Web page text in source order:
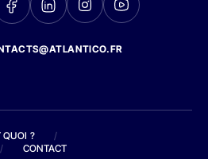
QUOI ?
/
/ CONTACT